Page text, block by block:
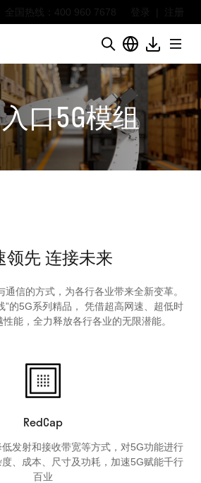
全国热线：400 960 7678 登录
口5G模组
领先 连接未来
信的方式，为各行各业带来全新变革。
5G系列精品， 凭借超高网速、超低时
，全力释放各行各业的无限潜能。
RedCap
低发射和接收带宽等方式，对5G功能进行
、成本、尺寸及功耗，加速5G赋能千行
百业